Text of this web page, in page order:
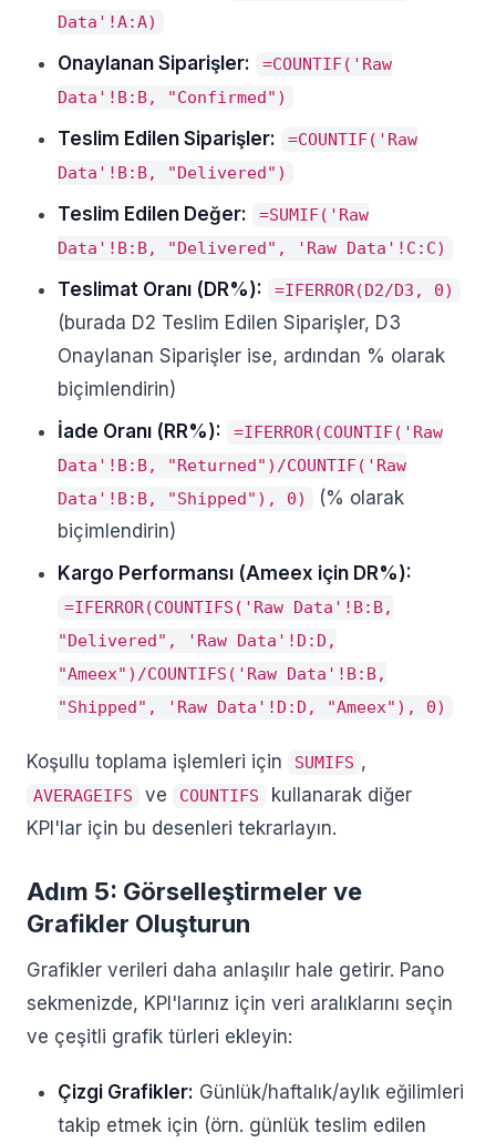
Data'!A:A)
Onaylanan Siparişler:
=COUNTIF('Raw
Data'!B:B, "Confirmed")
Teslim Edilen Siparişler:
=COUNTIF('Raw
Data'!B:B, "Delivered")
Teslim Edilen Değer:
=SUMIF('Raw
Data'!B:B, "Delivered", 'Raw Data'!C:C)
Teslimat Oranı (DR%): =IFERROR(D2/D3, 0)
(burada D2 Teslim Edilen Siparişler, D3
Onaylanan Siparişler ise, ardından % olarak
biçimlendirin)
İade Oranı (RR%):
=IFERROR(COUNTIF('Raw
Data'!B:B, "Returned")/COUNTIF('Raw
Data'!B:B, "Shipped"), 0)
(% olarak
biçimlendirin)
Kargo Performansı (Ameex için DR%):
=IFERROR(COUNTIFS('Raw Data'!B:B,
"Delivered", 'Raw Data'!D:D,
"Ameex")/COUNTIFS('Raw Data'!B:B,
"Shipped", 'Raw Data'!D:D, "Ameex"), 0)
Koşullu toplama işlemleri için SUMIFS ,
AVERAGEIFS ve COUNTIFS
kullanarak diğer
KPI'lar için bu desenleri tekrarlayın.
Adım 5: Görselleştirmeler ve
Grafikler Oluşturun
Grafikler verileri daha anlaşılır hale getirir. Pano
sekmenizde, KPI'larınız için veri aralıklarını seçin
ve çeşitli grafik türleri ekleyin:
Çizgi Grafikler: Günlük/haftalık/aylık eğilimleri
takip etmek için (örn. günlük teslim edilen